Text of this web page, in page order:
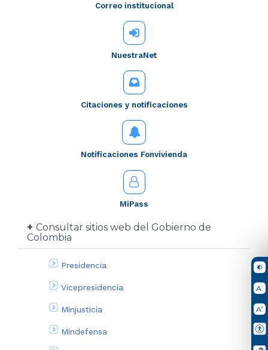
Correo institucional
NuestraNet
Citaciones y notificaciones
Notificaciones Fonvivienda
MiPass
Consultar sitios web del Gobierno de
Colombia
Presidencia
Vicepresidencia
Minjusticia
Mindefensa